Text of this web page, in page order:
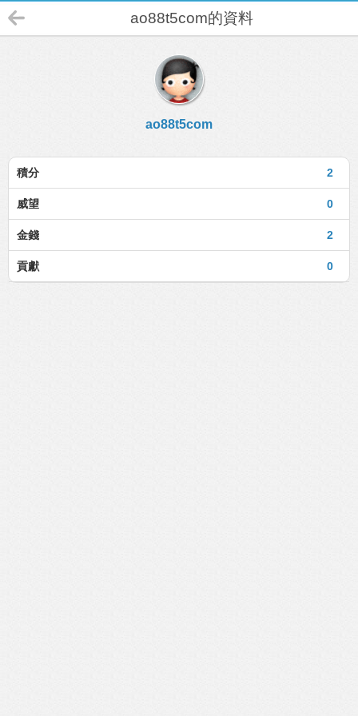
ao88t5com的資料
ao88t5com
2
積分
0
威望
2
金錢
0
貢獻